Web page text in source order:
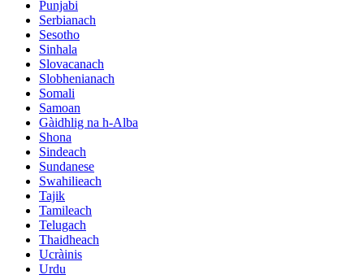
Punjabi
Serbianach
Sesotho
Sinhala
Slovacanach
Slobhenianach
Somali
Samoan
Gàidhlig na h-Alba
Shona
Sindeach
Sundanese
Swahilieach
Tajik
Tamileach
Telugach
Thaidheach
Ucràinis
Urdu